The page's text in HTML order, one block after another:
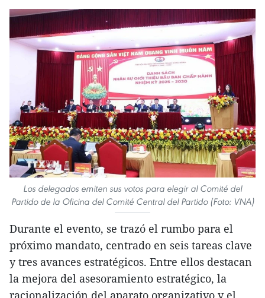
Los delegados emiten sus votos para elegir al Comité del
Partido de la Oficina del Comité Central del Partido (Foto: VNA)
Durante el evento, se trazó el rumbo para el
próximo mandato, centrado en seis tareas clave
y tres avances estratégicos. Entre ellos destacan
la mejora del asesoramiento estratégico, la
racionalización del aparato organizativo y el